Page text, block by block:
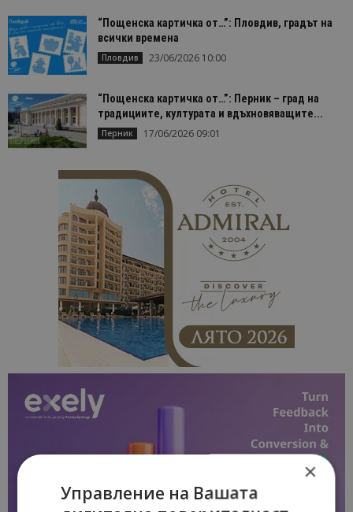
“Пощенска картичка от…”: Пловдив, градът на
всички времена
Пловдив 23/06/2026 10:00
“Пощенска картичка от…”: Перник – град на
традициите, културата и вдъхновяващите...
Перник 17/06/2026 09:01
×
Управление на Вашата